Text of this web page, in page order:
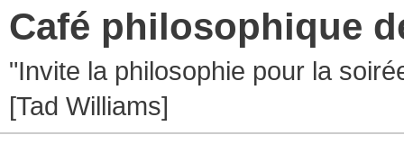
Café philosophique
"Invite la philosophie pour la
[Tad Williams]